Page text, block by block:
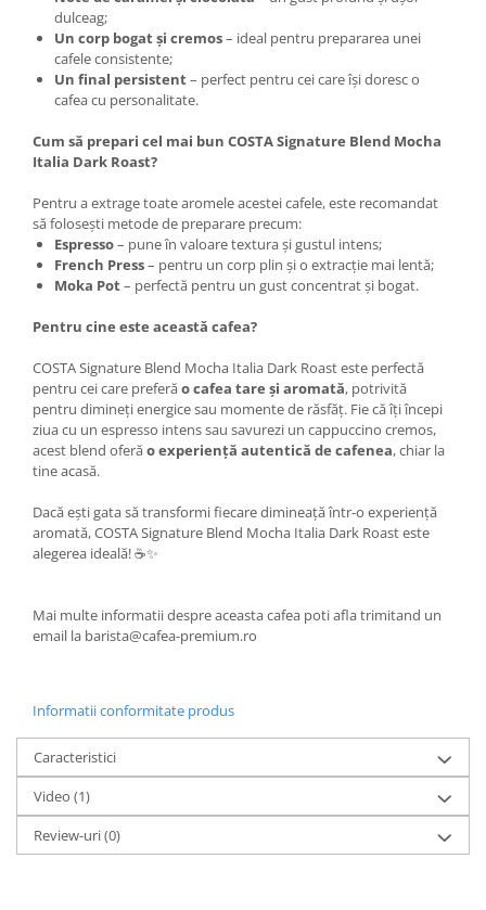
dulceag;
Un corp bogat și cremos– ideal pentru prepararea unei
cafele consistente;
Un final persistent– perfect pentru cei care își doresc o
cafea cu personalitate.
Cum să prepari cel mai bun COSTA Signature Blend Mocha
Italia Dark Roast?
Pentru a extrage toate aromele acestei cafele, este recomandat
să folosești metode de preparare precum:
Espresso– pune în valoare textura și gustul intens;
French Press– pentru un corp plin și o extracție mai lentă;
Moka Pot– perfectă pentru un gust concentrat și bogat.
Pentru cine este această cafea?
COSTA Signature Blend Mocha Italia Dark Roast este perfectă
pentru cei care preferăo cafea tare și aromată, potrivită
pentru dimineți energice sau momente de răsfăț. Fie că îți începi
ziua cu un espresso intens sau savurezi un cappuccino cremos,
acest blend oferăo experiență autentică de cafenea, chiar la
tine acasă.
Dacă ești gata să transformi fiecare dimineață într-o experiență
aromată, COSTA Signature Blend Mocha Italia Dark Roast este
alegerea ideală! ☕✨
Mai multe informatii despre aceasta cafea poti afla trimitand un
email la barista@cafea-premium.ro
Informatii conformitate produs
Caracteristici
Video (1)
Review-uri(0)